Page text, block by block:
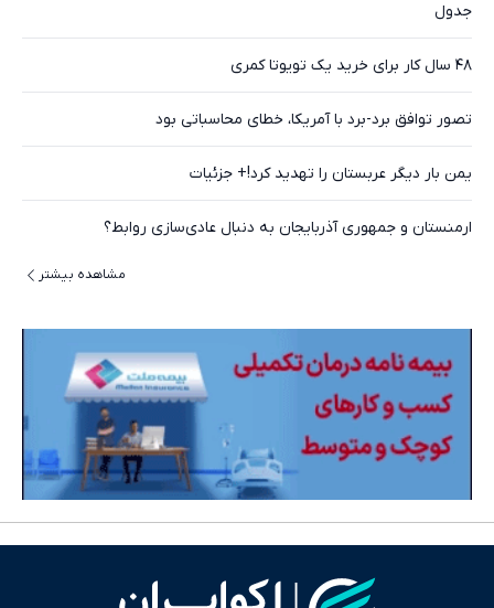
جدول
۴۸ سال کار برای خرید یک تویوتا کمری
تصور توافق برد-برد با آمریکا، خطای محاسباتی بود
یمن بار دیگر عربستان را تهدید کرد!+ جزئیات
ارمنستان و جمهوری آذربایجان به دنبال عادی‌سازی روابط؟
مشاهده بیشتر